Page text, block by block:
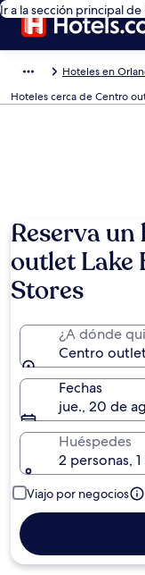
Ir a la sección principal de
Hoteles en
Hoteles cerca de Centro
Reserva
outlet Lake
Stores
¿A dónde
Centro
Fechas
jue., 20 de
Huéspedes
2 personas,
Viajo por negocios